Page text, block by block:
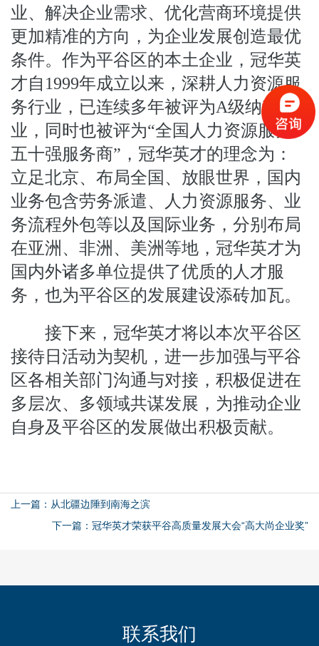
业、解决企业需求、优化营商环境提供
更加精准的方向，为企业发展创造最优
条件。作为平谷区的本土企业，冠华英
才自1999年成立以来，深耕人力资源服
务行业，已连续多年被评为A级纳税企
业，同时也被评为“全国人力资源服务
五十强服务商”，冠华英才的理念为：
立足北京、布局全国、放眼世界，国内
业务包含劳务派遣、人力资源服务、业
务流程外包等以及国际业务，分别布局
在亚洲、非洲、美洲等地，冠华英才为
国内外诸多单位提供了优质的人才服
务，也为平谷区的发展建设添砖加瓦。
接下来，冠华英才将以本次平谷区
接待日活动为契机，进一步加强与平谷
区各相关部门沟通与对接，积极促进在
多层次、多领域共谋发展，为推动企业
自身及平谷区的发展做出积极贡献。
上一篇：从北疆边陲到南海之滨
下一篇：冠华英才荣获平谷高质量发展大会“高大尚企业奖”
联系我们